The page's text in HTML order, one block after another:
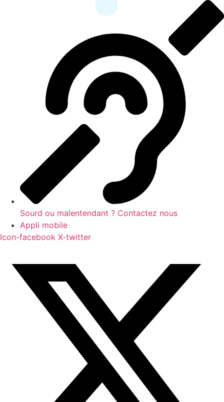
Sourd ou malentendant ? Contactez nous
Appli mobile
Icon-facebook X-twitter